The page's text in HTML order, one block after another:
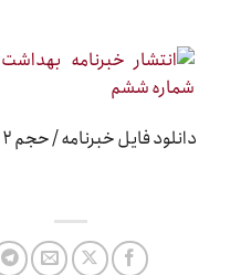
دانلود فایل خبرنامه / حجم ۲ مگابایت